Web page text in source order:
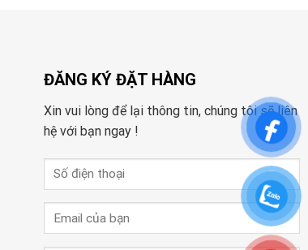
ĐĂNG KÝ ĐẶT HÀNG
Xin vui lòng để lại thông tin, chúng tôi sẽ liên
hệ với bạn ngay !